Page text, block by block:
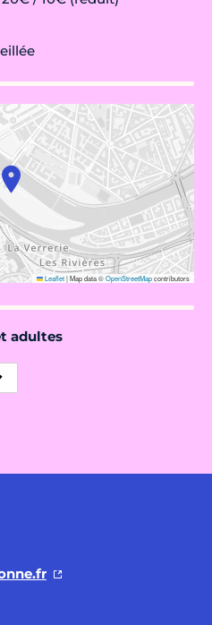
Leaflet|Map data ©OpenStreetMapcontributors
adultes